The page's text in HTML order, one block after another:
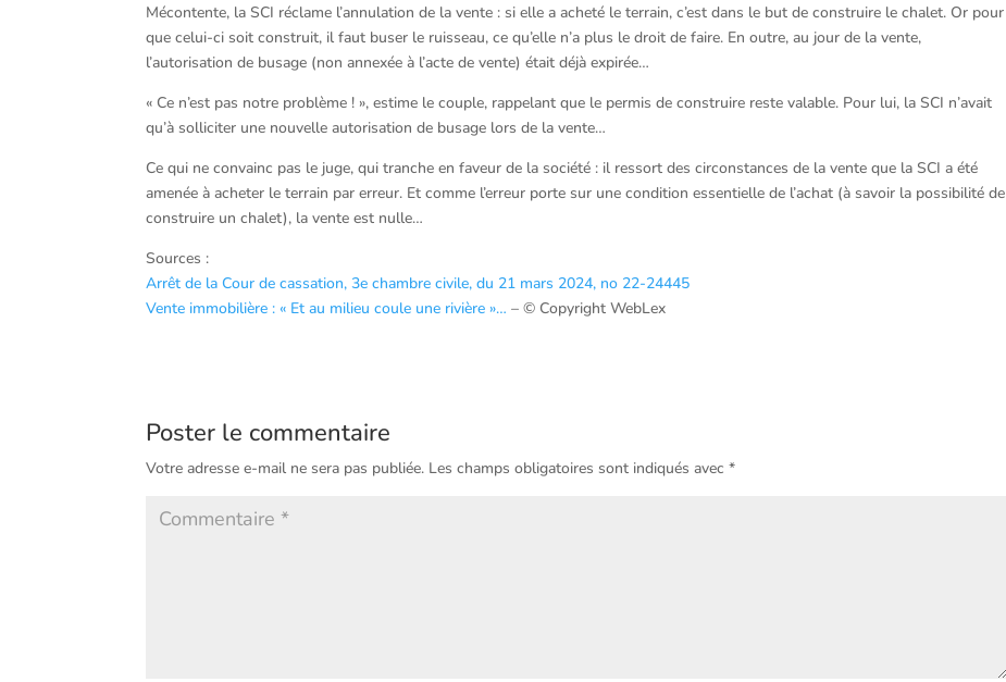
Mécontente, la SCI réclame l’annulation de la vente : si elle a acheté le terrain, c’est dans le but de construire le chalet. Or pour
que celui-ci soit construit, il faut buser le ruisseau, ce qu’elle n’a plus le droit de faire. En outre, au jour de la vente,
l’autorisation de busage (non annexée à l’acte de vente) était déjà expirée…
« Ce n’est pas notre problème ! », estime le couple, rappelant que le permis de construire reste valable. Pour lui, la SCI n’avait
qu’à solliciter une nouvelle autorisation de busage lors de la vente…
Ce qui ne convainc pas le juge, qui tranche en faveur de la société : il ressort des circonstances de la vente que la SCI a été
amenée à acheter le terrain par erreur. Et comme l’erreur porte sur une condition essentielle de l’achat (à savoir la possibilité de
construire un chalet), la vente est nulle…
Sources :
Arrêt de la Cour de cassation, 3e chambre civile, du 21 mars 2024, no 22-24445
Vente immobilière : « Et au milieu coule une rivière »… – © Copyright WebLex
Poster le commentaire
Votre adresse e-mail ne sera pas publiée. Les champs obligatoires sont indiqués avec*